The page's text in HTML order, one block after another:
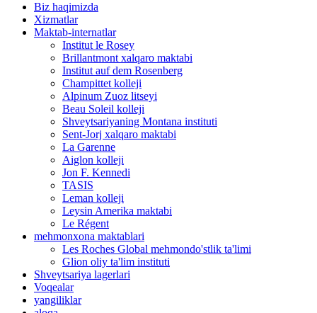
Biz haqimizda
Xizmatlar
Maktab-internatlar
Institut le Rosey
Brillantmont xalqaro maktabi
Institut auf dem Rosenberg
Champittet kolleji
Alpinum Zuoz litseyi
Beau Soleil kolleji
Shveytsariyaning Montana instituti
Sent-Jorj xalqaro maktabi
La Garenne
Aiglon kolleji
Jon F. Kennedi
TASIS
Leman kolleji
Leysin Amerika maktabi
Le Régent
mehmonxona maktablari
Les Roches Global mehmondo'stlik ta'limi
Glion oliy ta'lim instituti
Shveytsariya lagerlari
Voqealar
yangiliklar